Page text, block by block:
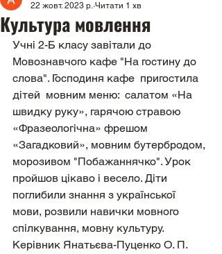
Культура мовлення
22 жовт. 2023 р. Читати 1 хв
Учні 2-Б класу завітали до
Мовознавчого кафе "На гостину до
слова". Господиня кафе  пригостила
дітей  мовним меню:  салатом «На
швидку руку», гарячою стравою
«Фразеологічна» фрешом
«Загадковий», мовним бутербродом,
морозивом "Побажаннячко". Урок
пройшов цікаво і весело. Діти
поглибили знання з української
мови, розвили навички мовного
спілкування, мовну культуру.
Керівник Янатьєва-Пуценко О. П.